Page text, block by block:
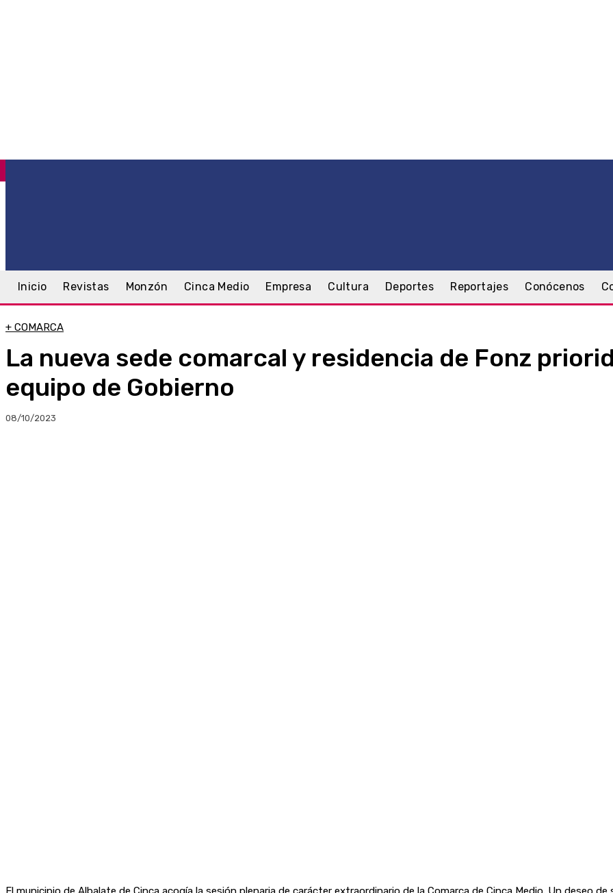
Inicio Revistas Monzón Cinca Medio Empresa Cultura Deportes Reportajes Conócenos
+ COMARCA
La nueva sede comarcal y residencia de Fonz
equipo de Gobierno
08/10/2023